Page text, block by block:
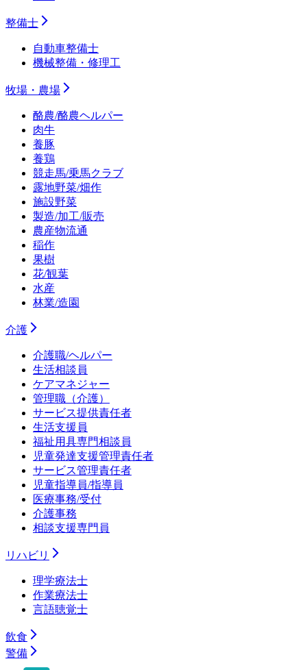
整備士
自動車整備士
機械整備・修理工
牧場・農場
酪農/酪農ヘルパー
肉牛
養豚
養鶏
競走馬/乗馬クラブ
露地野菜/畑作
施設野菜
製造/加工/販売
農産物流通
稲作
果樹
花/観葉
水産
林業/造園
介護
介護職/ヘルパー
生活相談員
ケアマネジャー
管理職（介護）
サービス提供責任者
生活支援員
福祉用具専門相談員
児童発達支援管理責任者
サービス管理責任者
児童指導員/指導員
医療事務/受付
介護事務
相談支援専門員
リハビリ
理学療法士
作業療法士
言語聴覚士
飲食
警備